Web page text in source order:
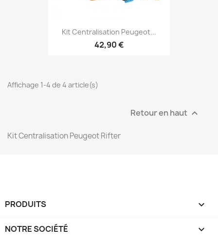
Kit Centralisation Peugeot...
42,90 €
Affichage 1-4 de 4 article(s)
Retour en haut 
Kit CentralisationPeugeot Rifter
PRODUITS 
NOTRE SOCIÉTÉ 